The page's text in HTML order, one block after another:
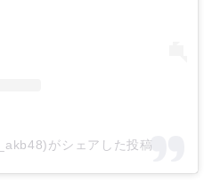
がシェアした投稿